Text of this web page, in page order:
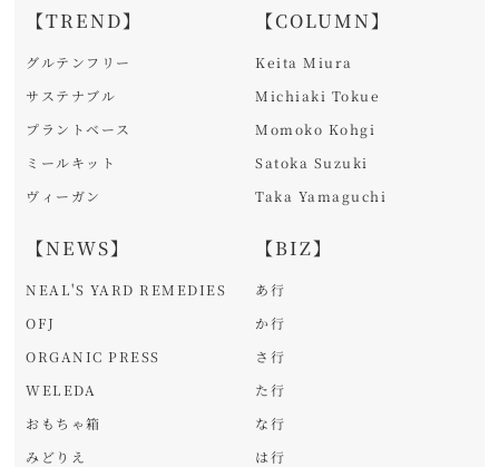
【TREND】
グルテンフリー
サステナブル
プラントベース
ミールキット
ヴィーガン
【NEWS】
NEAL'S YARD REMEDIES
OFJ
ORGANIC PRESS
WELEDA
おもちゃ箱
みどりえ
【COLUMN】
Keita Miura
Michiaki Tokue
Momoko Kohgi
Satoka Suzuki
Taka Yamaguchi
【BIZ】
あ行
か行
さ行
た行
な行
は行